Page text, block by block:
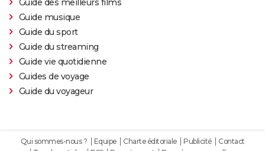
Guide des meilleurs films
Guide musique
Guide du sport
Guide du streaming
Guide vie quotidienne
Guides de voyage
Guide du voyageur
Qui sommes-nous ? Equipe Charte éditoriale Publicité
Contact